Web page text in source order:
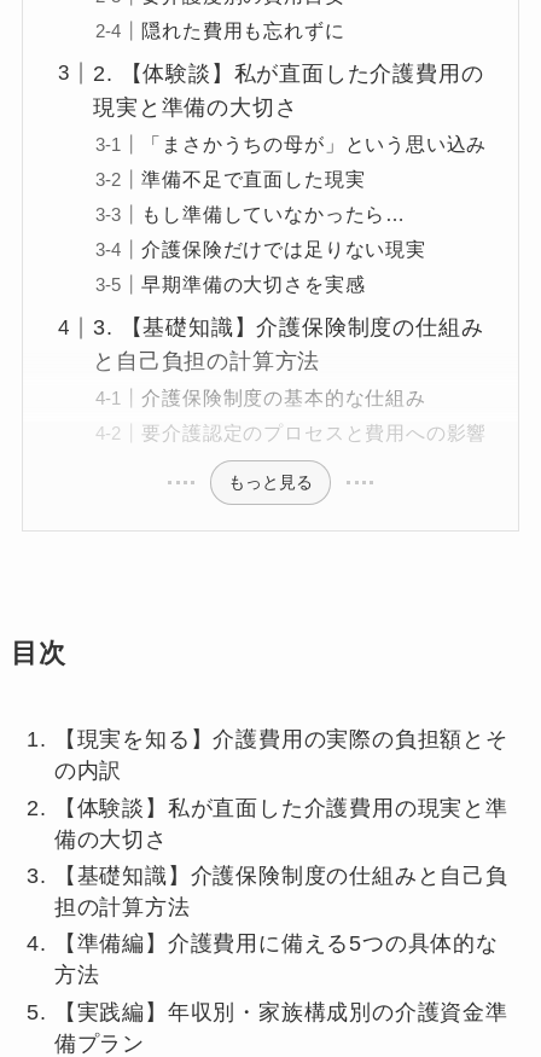
隠れた費用も忘れずに
2. 【体験談】私が直面した介護費用の
現実と準備の大切さ
「まさかうちの母が」という思い込み
準備不足で直面した現実
もし準備していなかったら…
介護保険だけでは足りない現実
早期準備の大切さを実感
3. 【基礎知識】介護保険制度の仕組み
と自己負担の計算方法
介護保険制度の基本的な仕組み
要介護認定のプロセスと費用への影響
もっと見る
目次
【現実を知る】介護費用の実際の負担額とそ
の内訳
【体験談】私が直面した介護費用の現実と準
備の大切さ
【基礎知識】介護保険制度の仕組みと自己負
担の計算方法
【準備編】介護費用に備える5つの具体的な
方法
【実践編】年収別・家族構成別の介護資金準
備プラン